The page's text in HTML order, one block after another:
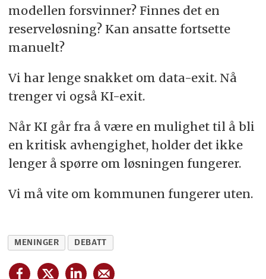
modellen forsvinner? Finnes det en
reserveløsning? Kan ansatte fortsette
manuelt?
Vi har lenge snakket om data-exit. Nå
trenger vi også KI-exit.
Når KI går fra å være en mulighet til å bli
en kritisk avhengighet, holder det ikke
lenger å spørre om løsningen fungerer.
Vi må vite om kommunen fungerer uten.
MENINGER DEBATT